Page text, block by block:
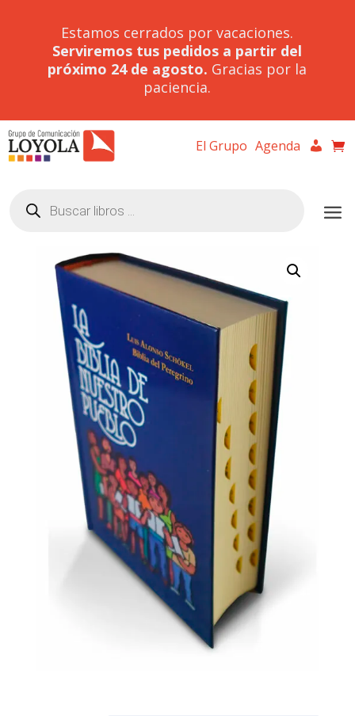
Estamos cerrados por vacaciones.
Serviremos tus pedidos a partir del
próximo 24 de agosto. Gracias por la
paciencia.
El Grupo Agenda
productos